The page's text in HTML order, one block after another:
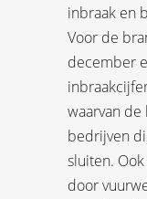
inbraak en
Voor de
december
waarvan
bedrijven
sluiten.
door